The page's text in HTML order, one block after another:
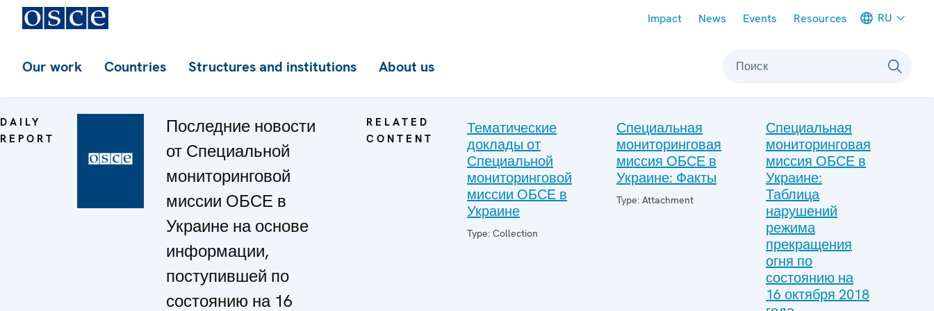
Impact News Events Resources RU
Our work Countries Structures and institutions About us Поиск
DAILY
REPORT
Последние новости
от Специальной
мониторинговой
миссии ОБСЕ в
Украине на основе
информации,
поступившей по
состоянию на 16
RELATED
CONTENT
Тематические
доклады от
Специальной
мониторинговой
миссии ОБСЕ в
Украине
Type: Collection
Специальная
мониторинговая
миссия ОБСЕ в
Украине: Факты
Type: Attachment
Специальная
мониторинговая
миссия ОБСЕ в
Украине:
Таблица
нарушений
режима
прекращения
огня по
состоянию на
16 октября 2018